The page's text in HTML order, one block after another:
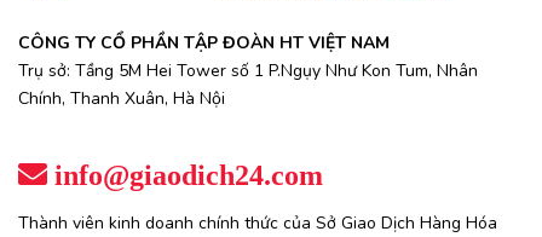
CÔNG TY CỔ PHẦN TẬP ĐOÀN HT VIỆT NAM
Trụ sở: Tầng 5M Hei Tower số 1 P.Ngụy Như Kon Tum, Nhân
Chính, Thanh Xuân, Hà Nội
info@giaodich24.com
Thành viên kinh doanh chính thức của Sở Giao Dịch Hàng Hóa